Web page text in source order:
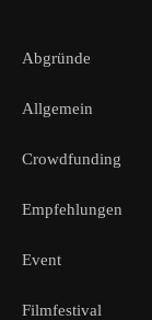
Abgründe
Allgemein
Crowdfunding
Empfehlungen
Event
Filmfestival